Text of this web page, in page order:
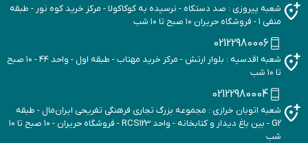
شعبه پیروزی : صد دستکاه - نرسیده به کوکاکولا - مرکز خرید کوه نور - طبقه
منفی ۱ - فروشگاه حریران ۱۰ صبح تا ۱۰ شب
02122980006
شعبه اقدسیه : بلوار ارتش - مرکز خرید مهتاب - طبقه اول - واحد ۴۴ - ۱۰ صبح
تا ۱۰ شب
02122980004
شعبه اتوبان خرازی : مجموعه بزرگ تجاری فرهنگی تفریحی ایران‌مال - طبقه
G2 - بین باغ دیدار و کتابخانه - واحد RCS123 - فروشگاه حریران - ۱۰ صبح تا ۱۰
شب